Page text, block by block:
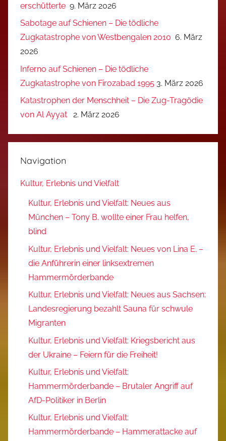
erschütterte 9. März 2026
Sabotage auf Schienen – Die tödliche
Zugkatastrophe von Westbengalen 2010 6. März
2026
Inferno auf Schienen – Die tödliche
Zugkatastrophe von Firozabad 1995 3. März 2026
Katastrophen der Menschheit – Die Zug-Tragödie
von Al Ayyat
2. März 2026
Navigation
Kultur, Erlebnis und Vielfalt
Kultur, Erlebnis und Vielfalt: Neues aus
München – Tony B. wollte einer Frau helfen,
blind
Kultur, Erlebnis und Vielfalt: Neues von Lina E. –
die Anführerin einer linksextremen
Hammermörderbande
Kultur, Erlebnis und Vielfalt: Neues aus Sachsen:
Landesregierung bezahlt Sauna für schwule
Migranten
Kultur, Erlebnis und Vielfalt: Kriegsbericht aus
der Ukraine – Feiern für die Freiheit!
Kultur, Erlebnis und Vielfalt:
Hammermörderbande – Brutaler Angriff auf
AfD-Politiker in Berlin
Kultur, Erlebnis und Vielfalt:
Hammermörderbande – Hammerattacke auf